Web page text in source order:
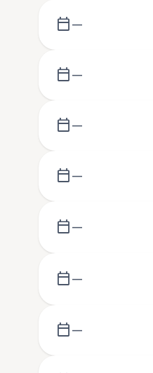
calendar_today —
calendar_today —
calendar_today —
calendar_today —
calendar_today —
calendar_today —
calendar_today —